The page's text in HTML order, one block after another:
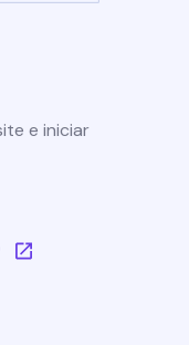
e iniciar